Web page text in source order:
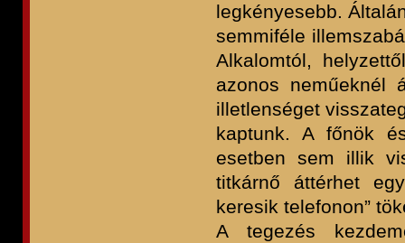
legkényesebb.
semmiféle
Alkalomtól,
azonos neműeknél
illetlenséget
kaptunk. A főnök
esetben sem illik
titkárnő áttérhet
keresik telefonon”
A tegezés